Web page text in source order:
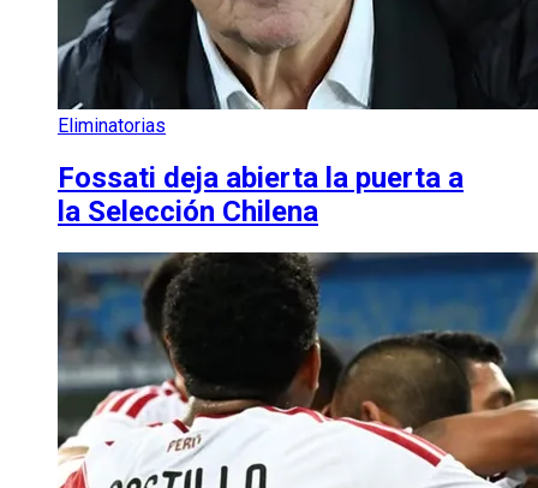
Eliminatorias
Fossati deja abierta la puerta a
la Selección Chilena